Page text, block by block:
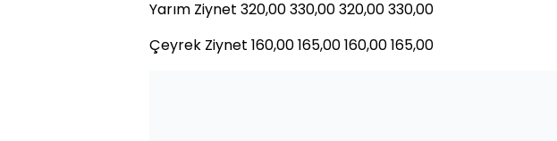
Yarım Ziynet 320,00 330,00 320,00 330,00
Çeyrek Ziynet 160,00 165,00 160,00 165,00